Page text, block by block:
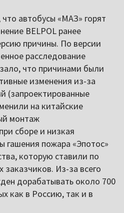
автобусы «МАЗ» горят
BELPOL ранее
причины. По версии
расследование
что причинами были
изменения из-за
(запроектированные
на китайские
монтаж
сборе и низкая
гашения пожара «Эпотос»
которую ставили по
заказчиков. Из-за всего
дорабатывать около 700
как в Россию, так и в